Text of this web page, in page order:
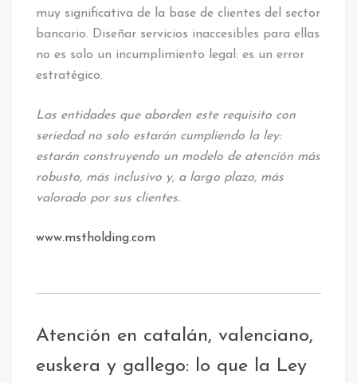
muy significativa de la base de clientes del sector
bancario. Diseñar servicios inaccesibles para ellas
no es solo un incumplimiento legal: es un error
estratégico.
Las entidades que aborden este requisito con
seriedad no solo estarán cumpliendo la ley:
estarán construyendo un modelo de atención más
robusto, más inclusivo y, a largo plazo, más
valorado por sus clientes.
www.mstholding.com
Atención en catalán, valenciano,
euskera y gallego: lo que la Ley